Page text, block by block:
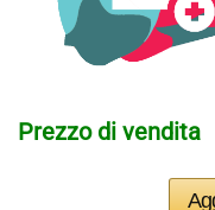
Prezzo di vendita